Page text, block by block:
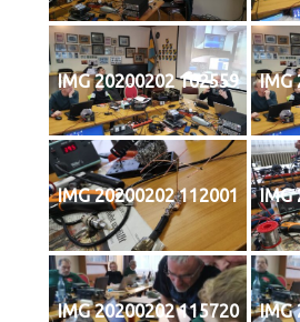
IMG 20200202 102559 IMG
IMG 20200202 112001 IMG
IMG 20200202 115720 IMG